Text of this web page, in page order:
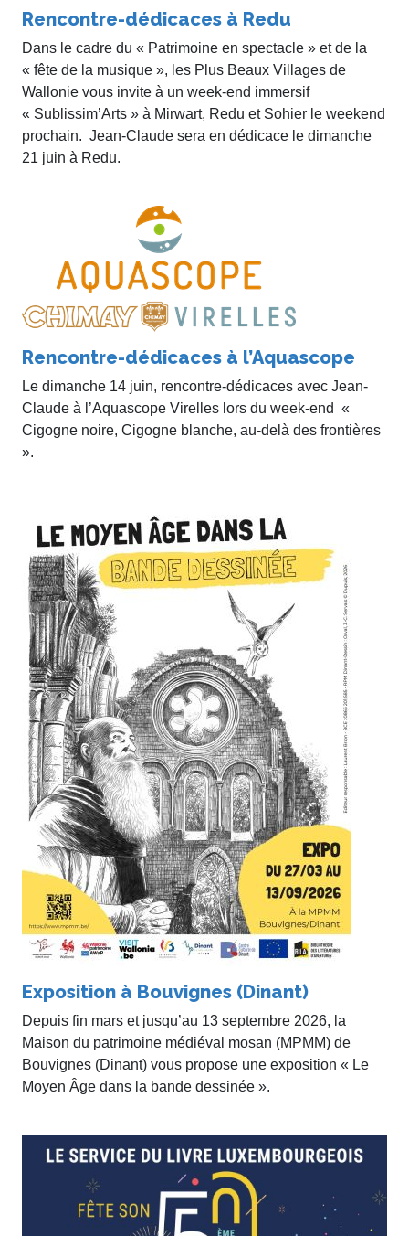
Rencontre-dédicaces à Redu
Dans le cadre du « Patrimoine en spectacle » et de la
« fête de la musique », les Plus Beaux Villages de
Wallonie vous invite à un week-end immersif
« Sublissim’Arts » à Mirwart, Redu et Sohier le weekend
prochain. Jean-Claude sera en dédicace le dimanche
21 juin à Redu.
Rencontre-dédicaces à l’Aquascope
Le dimanche 14 juin, rencontre-dédicaces avec Jean-
Claude à l’Aquascope Virelles lors du week-end «
Cigogne noire, Cigogne blanche, au-delà des frontières
».
Exposition à Bouvignes (Dinant)
Depuis fin mars et jusqu’au 13 septembre 2026, la
Maison du patrimoine médiéval mosan (MPMM) de
Bouvignes (Dinant) vous propose une exposition « Le
Moyen Âge dans la bande dessinée ».